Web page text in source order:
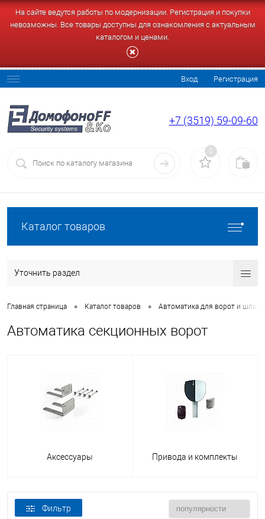
На сайте ведутся работы по модернизации. Регистрация и покупки
невозможны. Все товары доступны для ознакомления с актуальным
каталогом и ценами.
Вход Регистрация
+7 (3519) 59-09-60
0
Каталог товаров
Уточнить раздел
Главная страница • Каталог товаров • Автоматика для ворот и
Автоматика секционных ворот
Аксессуары Привода и комплекты
Фильтр